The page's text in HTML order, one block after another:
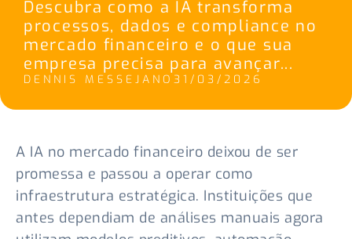
Descubra como a IA transforma
processos, dados e compliance no
mercado financeiro e o que sua
empresa precisa para avançar...
DENNIS MESSEJANO 31/03/2026
A IA no mercado financeiro deixou de ser
promessa e passou a operar como
infraestrutura estratégica. Instituições que
antes dependiam de análises manuais agora